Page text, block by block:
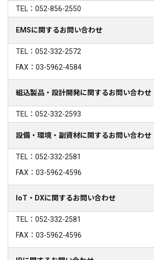
TEL：052-856-2550
EMSに関するお問い合わせ
TEL：052-332-2572
FAX：03-5962-4584
組込製品・設計開発に関するお問い合わせ
TEL：052-332-2593
設備・環境・副資材に関するお問い合わせ
TEL：052-332-2581
FAX：03-5962-4596
IoT・DXに関するお問い合わせ
TEL：052-332-2581
FAX：03-5962-4596